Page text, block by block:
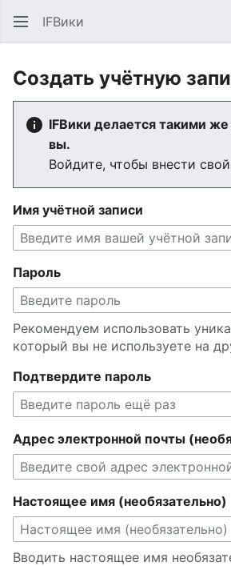
IFВики
Создать учётную
IFВики делается такими
вы.
Войдите, чтобы внести
Имя учётной записи
Пароль
Рекомендуем использовать
который вы не используете на
Подтвердите пароль
Адрес электронной почты
Настоящее имя (необязательно)
Вводить настоящее имя